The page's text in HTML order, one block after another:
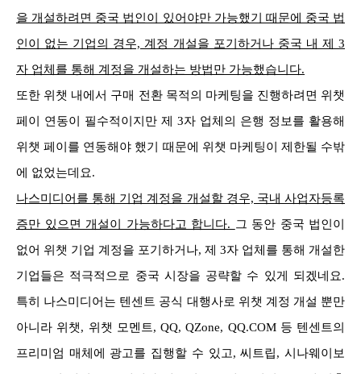
을 개설하려면 중국 법인이 있어야만 가능했기 때문에 중국 법
인이 없는 기업의 경우, 계정 개설을 포기하거나 중국 내 제 3
자 업체를 통해 계정을 개설하는 방법만 가능했습니다.
또한 위챗 내에서 구매 전환 목적의 마케팅을 진행하려면 위챗
페이 연동이 필수적이지만 제 3자 업체의 은행 정보를 활용해
위챗 페이를 연동해야 했기 때문에 위챗 마케팅이 제한될 수밖
에 없었는데요.
나스미디어를 통해 기업 계정을 개설할 경우, 국내 사업자등록
증만 있으면 개설이 가능하다고 합니다. 그 동안 중국 법인이
없어 위챗 기업 계정을 포기하거나, 제 3자 업체를 통해 개설한
기업들은 적극적으로 중국 시장을 공략할 수 있게 되겠네요.
특히 나스미디어는 텐센트 공식 대행사로 위챗 계정 개설 뿐만
아니라 위챗, 위챗 모멘트, QQ, QZone, QQ.COM 등 텐센트의
프리미엄 매체에 광고를 집행할 수 있고, 씨트립, 시나웨이보